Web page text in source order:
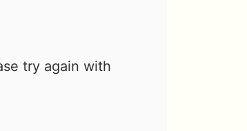
try again with